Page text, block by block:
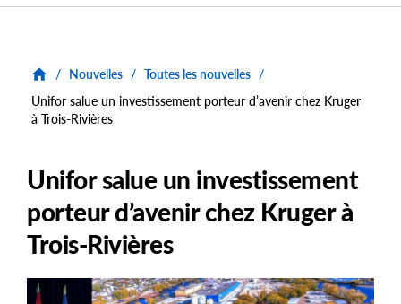
/ Nouvelles / Toutes les nouvelles /
Unifor salue un investissement porteur d’avenir chez Kruger
à Trois-Rivières
Unifor salue un investissement
porteur d’avenir chez Kruger à
Trois-Rivières